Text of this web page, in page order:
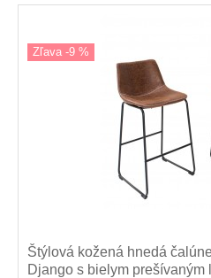
Zľava -9 %
Štýlová kožená hnedá
Django s bielym prešívaným